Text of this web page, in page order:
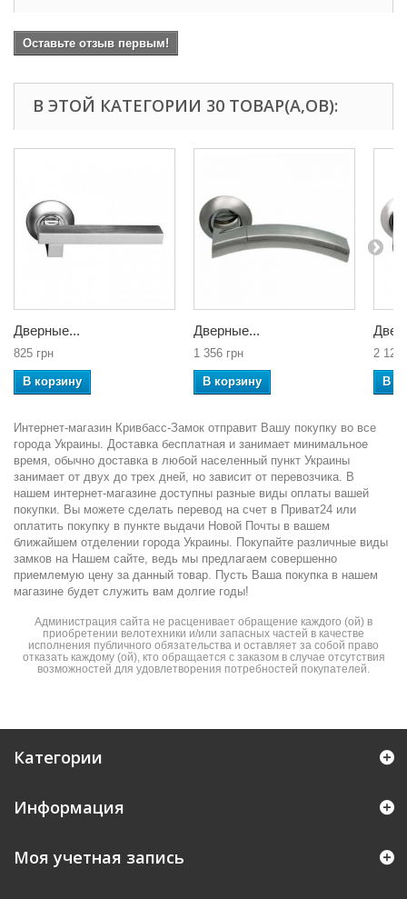
Оставьте отзыв первым!
В ЭТОЙ КАТЕГОРИИ 30 ТОВАР(А,ОВ):
Дверные...
825 грн
В корзину
Дверные...
1 356 грн
В корзину
2 129
В
Интернет-магазин Кривбасс-Замок отправит Вашу покупку во все
города Украины. Доставка бесплатная и занимает минимальное
время, обычно доставка в любой населенный пункт Украины
занимает от двух до трех дней, но зависит от перевозчика. В
нашем интернет-магазине доступны разные виды оплаты вашей
покупки. Вы можете сделать перевод на счет в Приват24 или
оплатить покупку в пункте выдачи Новой Почты в вашем
ближайшем отделении города Украины. Покупайте различные виды
замков на Нашем сайте, ведь мы предлагаем совершенно
приемлемую цену за данный товар. Пусть Ваша покупка в нашем
магазине будет служить вам долгие годы!
Администрация сайта не расценивает обращение каждого (ой) в
приобретении велотехники и/или запасных частей в качестве
исполнения публичного обязательства и оставляет за собой право
отказать каждому (ой), кто обращается с заказом в случае отсутствия
возможностей для удовлетворения потребностей покупателей.
Категории
Информация
Моя учетная запись